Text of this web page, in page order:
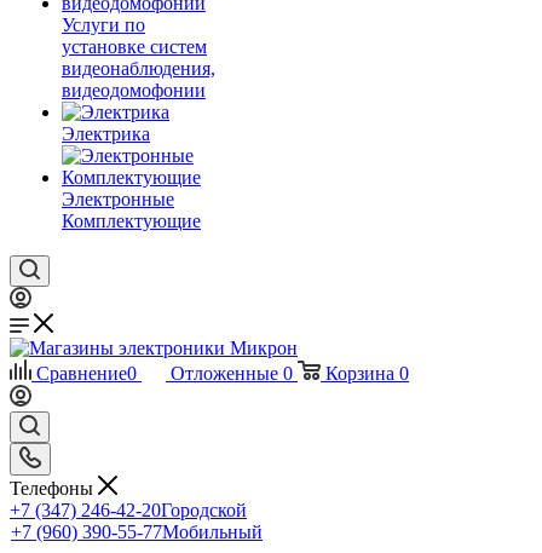
Услуги по
установке систем
видеонаблюдения,
видеодомофонии
Электрика
Электронные
Комплектующие
Сравнение0 Отложенные 0 Корзина 0
Телефоны
+7 (347) 246-42-20Городской
+7 (960) 390-55-77Мобильный